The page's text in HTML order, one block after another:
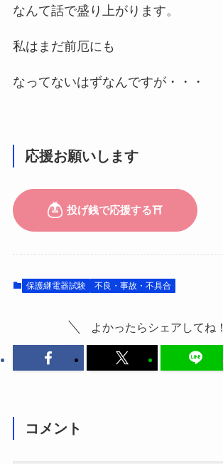
なんて話で盛り上がります。
私はまだ前厄にも
なってないはずなんですが・・・
応援お願いします
保護継電器試験 不良・事故・不具合
よかったらシェアしてね！
コメント